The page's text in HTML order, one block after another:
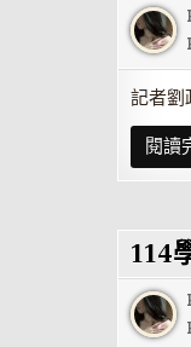
記者
閱讀
114